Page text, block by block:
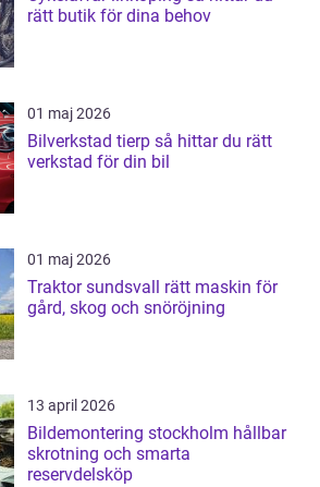
rätt butik för dina behov
01 maj 2026
Bilverkstad tierp så hittar du rätt
verkstad för din bil
01 maj 2026
Traktor sundsvall rätt maskin för
gård, skog och snöröjning
13 april 2026
Bildemontering stockholm hållbar
skrotning och smarta
reservdelsköp